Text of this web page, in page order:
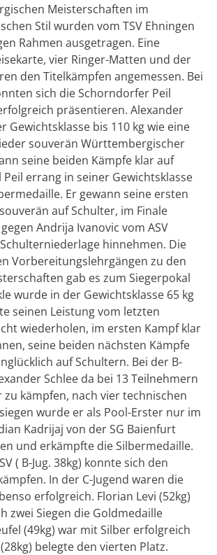
Meisterschaften im
Stil wurden vom TSV Ehningen
Rahmen ausgetragen. Eine
vier Ringer-Matten und der
den Titelkämpfen angemessen. Bei
sich die Schorndorfer Peil
präsentieren. Alexander
Gewichtsklasse bis 110 kg wie eine
souverän Württembergischer
seine beiden Kämpfe klar auf
errang in seiner Gewichtsklasse
Er gewann seine ersten
auf Schulter, im Finale
Andrija Ivanovic vom ASV
hinnehmen. Die
Vorbereitungslehrgängen zu den
gab es zum Siegerpokal
wurde in der Gewichtsklasse 65 kg
seinen Leistung vom letzten
wiederholen, im ersten Kampf klar
seine beiden nächsten Kämpfe
auf Schultern. Bei der B-
Schlee da bei 13 Teilnehmern
zu kämpfen, nach vier technischen
wurde er als Pool-Erster nur im
Kadrijaj von der SG Baienfurt
und erkämpfte die Silbermedaille.
( B-Jug. 38kg) konnte sich den
In der C-Jugend waren die
erfolgreich. Florian Levi (52kg)
zwei Siegen die Goldmedaille
(49kg) war mit Silber erfolgreich
belegte den vierten Platz.